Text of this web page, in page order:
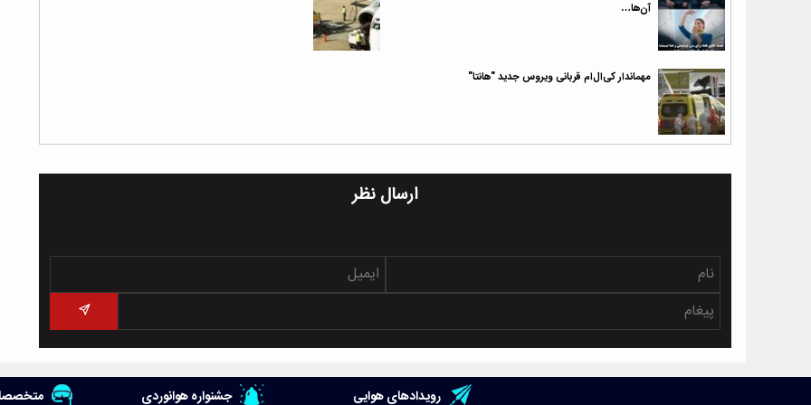
آن‌ها…
مهماندار کی‌ال‌ام قربانی ویروس جدید "هانتا"
ارسال نظر
رویدادهای هوایی جشنواره هوانوردی